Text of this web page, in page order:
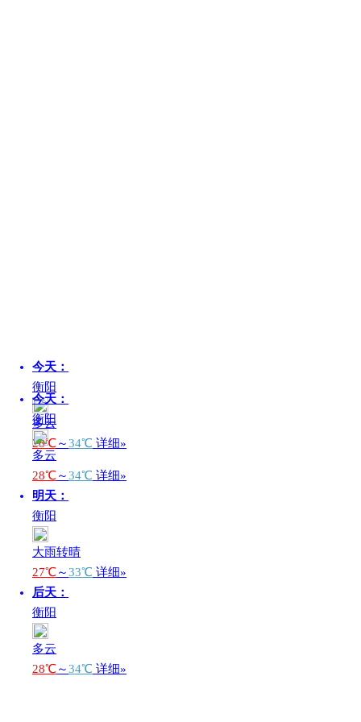
今天：
衡阳
多云
28℃ ～34℃ 详细»
今天：
衡阳
多云
28℃ ～34℃ 详细»
明天：
衡阳
大雨转晴
27℃ ～33℃ 详细»
后天：
衡阳
多云
28℃ ～34℃ 详细»